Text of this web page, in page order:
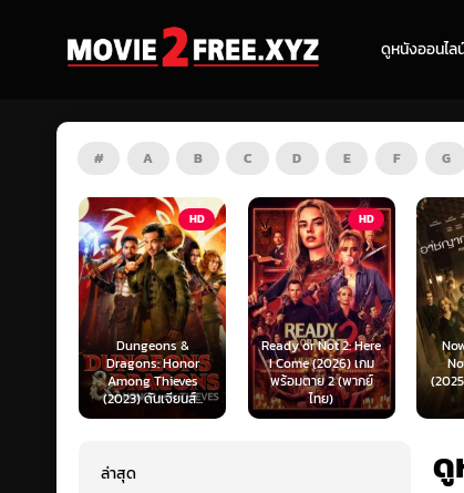
ดูหนังออนไล
# A B C D E F G
HD
Ready or Not 2: Here
I Come (2026) เกม
พร้อมตาย 2 (พากย์
ไทย)
HD
Now You See Me:
Now You Don’t
(2025) อาชญากลปล้น
โลก...
ทร
ดู
ล่าสุด